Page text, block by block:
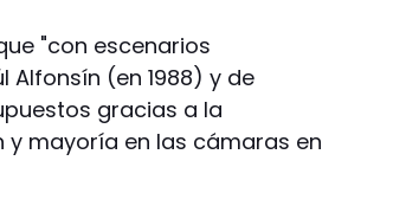
"con escenarios
Alfonsín (en 1988) y de
gracias a la
mayoría en las cámaras en